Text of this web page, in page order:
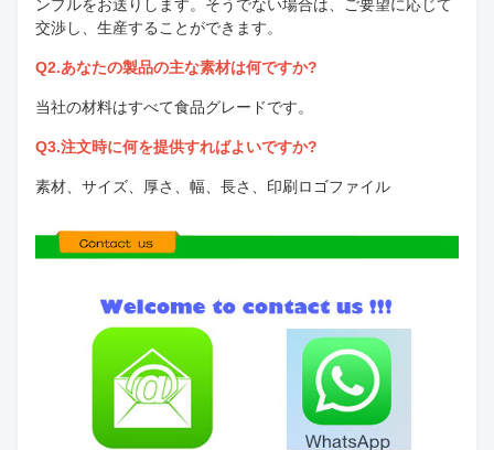
ンプルをお送りします。そうでない場合は、ご要望に応じて
交渉し、生産することができます。
Q2.あなたの製品の主な素材は何ですか?
当社の材料はすべて食品グレードです。
Q3.注文時に何を提供すればよいですか?
素材、サイズ、厚さ、幅、長さ、印刷ロゴファイル